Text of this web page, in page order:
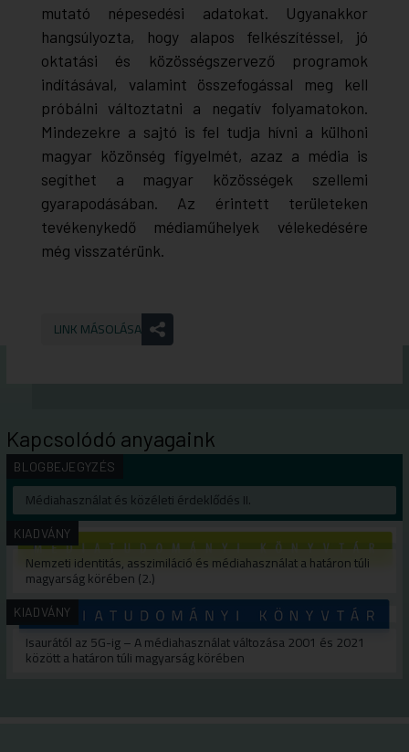
mutató népesedési adatokat. Ugyanakkor
hangsúlyozta, hogy alapos felkészítéssel, jó
oktatási és közösségszervező programok
indításával, valamint összefogással meg kell
próbálni változtatni a negatív folyamatokon.
Mindezekre a sajtó is fel tudja hívni a külhoni
magyar közönség figyelmét, azaz a média is
segíthet a magyar közösségek szellemi
gyarapodásában. Az érintett területeken
tevékenykedő médiaműhelyek vélekedésére
még visszatérünk.
LINK MÁSOLÁSA
Kapcsolódó anyagaink
BLOGBEJEGYZÉS
Médiahasználat és közéleti érdeklődés II.
KIADVÁNY
Nemzeti identitás, asszimiláció és médiahasználat a határon túli
magyarság körében (2.)
KIADVÁNY
Isaurától az 5G-ig – A médiahasználat változása 2001 és 2021
között a határon túli magyarság körében